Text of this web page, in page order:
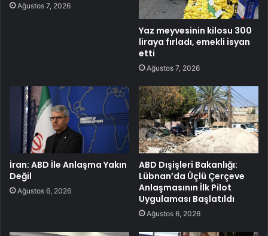
Ağustos 7, 2026
Yaz meyvesinin kilosu 300
liraya fırladı, emekli isyan
etti
Ağustos 7, 2026
İran: ABD İle Anlaşma Yakın
Değil
Ağustos 6, 2026
ABD Dışişleri Bakanlığı:
Lübnan’da Üçlü Çerçeve
Anlaşmasının İlk Pilot
Uygulaması Başlatıldı
Ağustos 6, 2026